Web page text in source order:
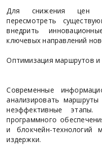
Для снижения цен
пересмотреть
внедрить
ключевых направлений
Оптимизация маршрутов
Современные
анализировать
неэффективные этапы.
программного
и блокчейн-технологий
издержки.